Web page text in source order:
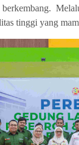
tinggi yang